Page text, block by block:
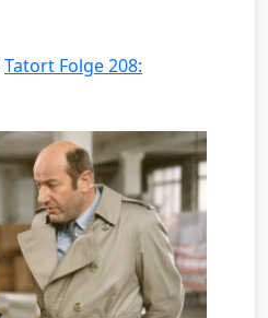
Tatort Folge 208: